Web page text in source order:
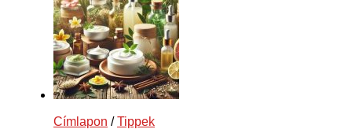
Címlapon /Tippek